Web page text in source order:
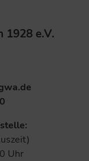
1928 e.V.
Uhr